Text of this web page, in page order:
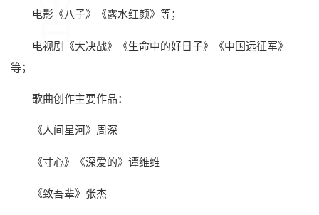
电影《八子》《露水红颜》等；
电视剧《大决战》《生命中的好日子》《中国远征军》
等；
歌曲创作主要作品：
《人间星河》周深
《寸心》《深爱的》谭维维
《致吾辈》张杰